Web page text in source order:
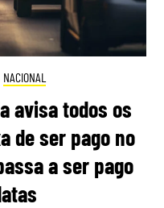
NACIONAL
avisa todos os
de ser pago no
a ser pago